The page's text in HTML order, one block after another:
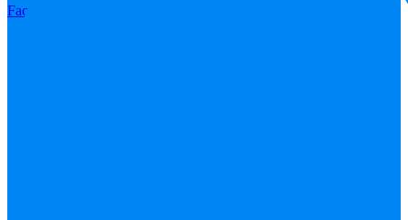
Facebook